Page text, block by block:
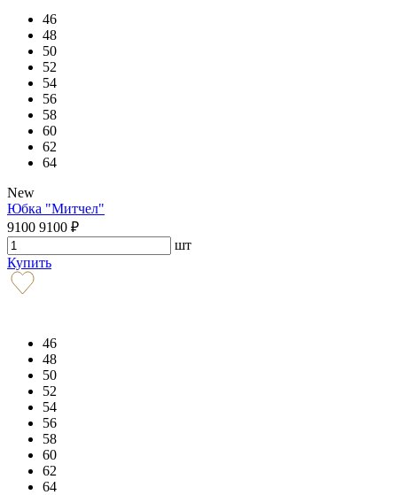
46
48
50
52
54
56
58
60
62
64
New
Юбка "Митчел"
9100 9100 ₽
шт
Купить
46
48
50
52
54
56
58
60
62
64